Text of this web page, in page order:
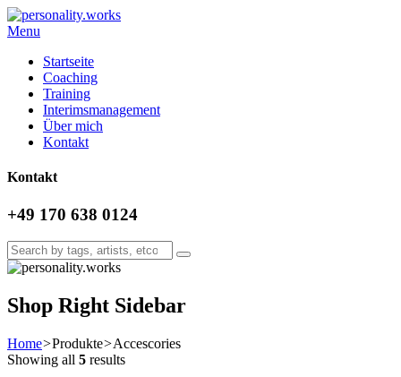
Menu
Startseite
Coaching
Training
Interimsmanagement
Über mich
Kontakt
Kontakt
+49 170 638 0124
Shop Right Sidebar
Home>Produkte>Accescories
Showing all 5 results